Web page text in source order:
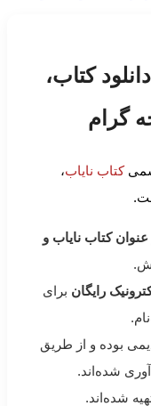
کتاب،
گرام
کتاب نایاب،
کتاب نایاب و
رایگان برای
بوده و از طریق
شده‌اند.
شده‌اند.